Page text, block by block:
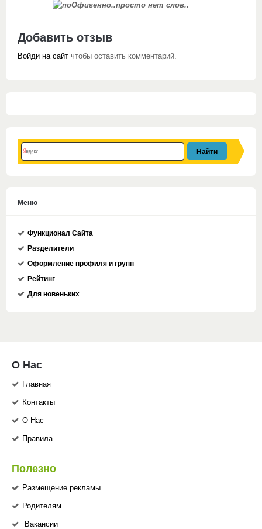
Офигенно..просто нет слов..
Добавить отзыв
Войди на сайт чтобы оставить комментарий.
Меню
Функционал Сайта
Разделители
Оформление профиля и групп
Рейтинг
Для новеньких
О Нас
Главная
Контакты
О Нас
Правила
Полезно
Размещение рекламы
Родителям
Вакансии